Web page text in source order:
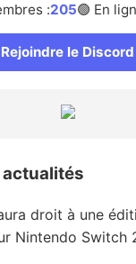
:205🟢 En
Rejoindre le Discord
actualités
droit à une
Nintendo Switch